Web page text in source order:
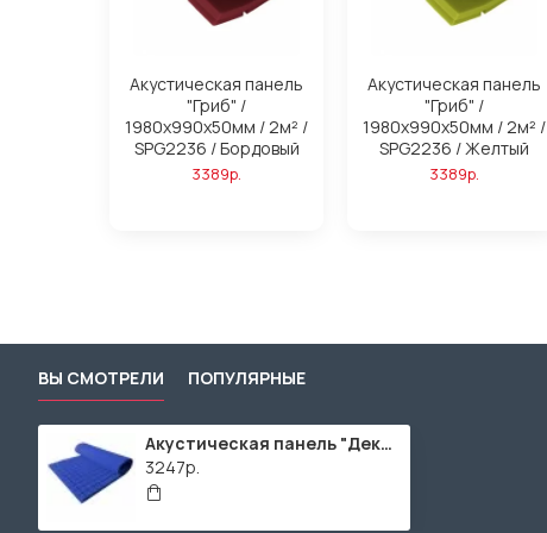
Акустическая панель
"Гриб" /
1980х990х50мм / 2м² /
SPG2236 / Бордовый
3389р.
Акустическая панель
"Гриб" /
1980х990х50мм / 2м² /
SPG2236 / Желтый
3389р.
ВЫ СМОТРЕЛИ ПОПУЛЯРНЫЕ
Акустическая панель "Декор" / 1990х990х50мм / 2м² / SPG2236 / Темно-синий
3247р.